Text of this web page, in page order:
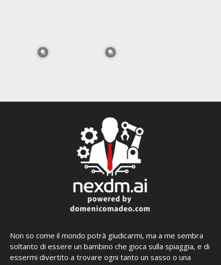
Non so come il mondo potrà giudicarmi, ma a me sembra
soltanto di essere un bambino che gioca sulla spiaggia, e di
essermi divertito a trovare ogni tanto un sasso o una